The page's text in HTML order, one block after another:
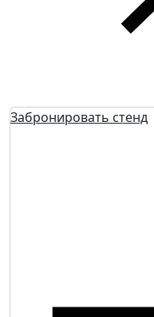
Забронировать стенд